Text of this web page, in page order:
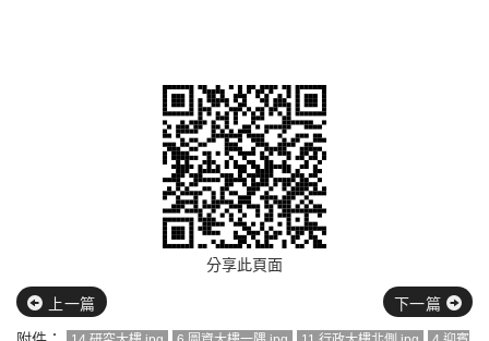
分享此頁面
上一篇
下一篇